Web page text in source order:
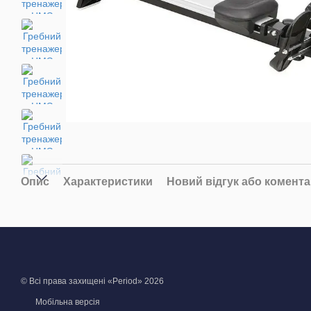
Опис Характеристики Новий відгук або
© Всі права захищені «Period» 2026
Мобільна версія